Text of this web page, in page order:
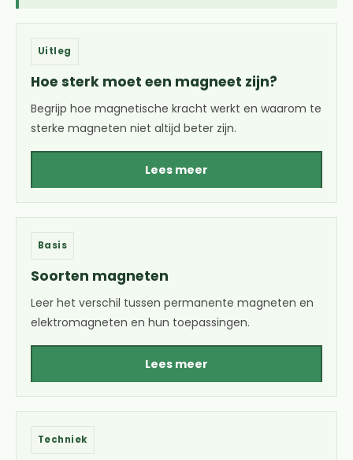
Uitleg
Hoe sterk moet een magneet zijn?
Begrijp hoe magnetische kracht werkt en waarom te
sterke magneten niet altijd beter zijn.
Lees meer
Basis
Soorten magneten
Leer het verschil tussen permanente magneten en
elektromagneten en hun toepassingen.
Lees meer
Techniek